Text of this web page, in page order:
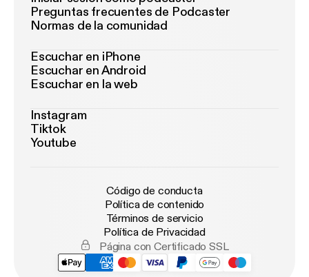
Preguntas frecuentes de Podcaster
Normas de la comunidad
Escuchar en iPhone
Escuchar en Android
Escuchar en la web
Instagram
Tiktok
Youtube
Código de conducta
Política de contenido
Términos de servicio
Política de Privacidad
Página con Certificado SSL